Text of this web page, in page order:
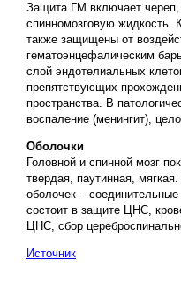
Защита ГМ включает череп,
спинномозговую жидкость.
также защищены от
гематоэнцефалическим
слой эндотелиальных
препятствующих
пространства. В
воспаление (менингит),
Оболочки
Головной и спинной мозг
твердая, паутинная,
оболочек –
состоит в защите ЦНС,
ЦНС, сбор
Источник